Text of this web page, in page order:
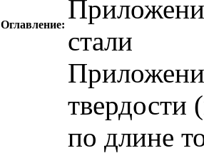
Оглавление:
стали
по длине